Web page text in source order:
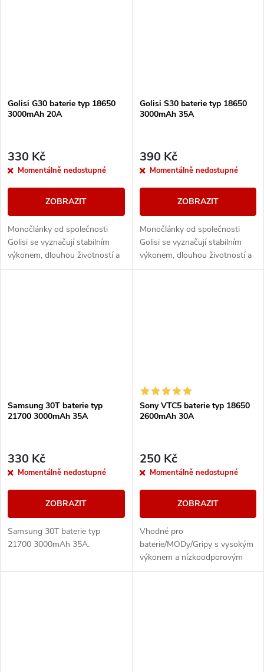
Golisi G30 baterie typ 18650
3000mAh 20A
330 Kč
Momentálně nedostupné
ZOBRAZIT
Monočlánky od společnosti
Golisi se vyznačují stabilním
výkonem, dlouhou životností a
bezpečností. Disponují
Golisi S30 baterie typ 18650
3000mAh 35A
390 Kč
Momentálně nedostupné
ZOBRAZIT
Monočlánky od společnosti
Golisi se vyznačují stabilním
výkonem, dlouhou životností a
bezpečností. Disponují
Samsung 30T baterie typ
21700 3000mAh 35A
330 Kč
Momentálně nedostupné
ZOBRAZIT
Samsung 30T baterie typ
21700 3000mAh 35A.
Sony VTC5 baterie typ 18650
2600mAh 30A
250 Kč
Momentálně nedostupné
ZOBRAZIT
Vhodné pro
baterie/MODy/Gripy s vysokým
výkonem a nízkoodporovým
atomizerem. Při plném nabití